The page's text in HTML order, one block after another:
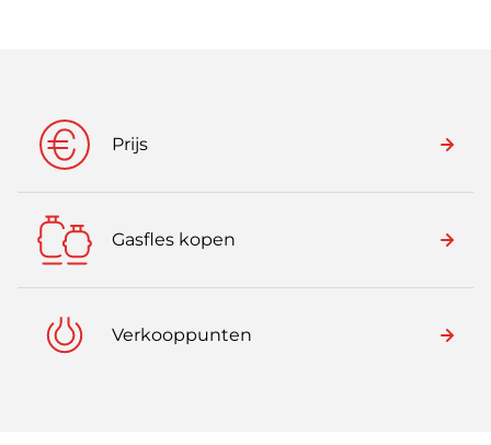
Prijs
Gasfles kopen
Verkooppunten